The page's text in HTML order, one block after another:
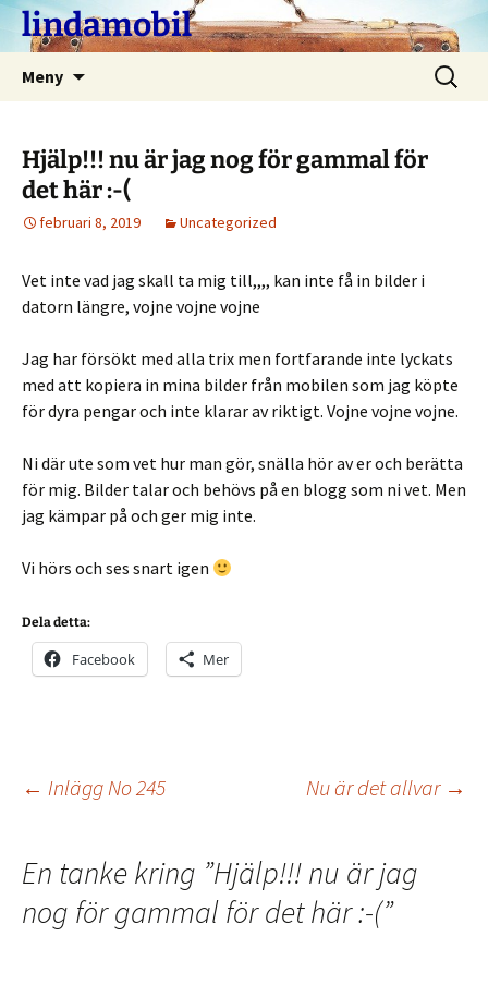
Hoppalindamobil
Meny
Sök
efter:
Hjälp!!! nu är jag nog för gammal för
det här :-(
februari 8, 2019 Uncategorized
Vet inte vad jag skall ta mig till,,,, kan inte få in bilder i
datorn längre, vojne vojne vojne
Jag har försökt med alla trix men fortfarande inte lyckats
med att kopiera in mina bilder från mobilen som jag köpte
för dyra pengar och inte klarar av riktigt. Vojne vojne vojne.
Ni där ute som vet hur man gör, snälla hör av er och berätta
för mig. Bilder talar och behövs på en blogg som ni vet. Men
jag kämpar på och ger mig inte.
Vi hörs och ses snart igen
Dela detta:
Facebook Mer
Inläggsnavigering
← Inlägg No 245 Nu är det allvar →
En tanke kring ”Hjälp!!! nu är jag
nog för gammal för det här :-(”